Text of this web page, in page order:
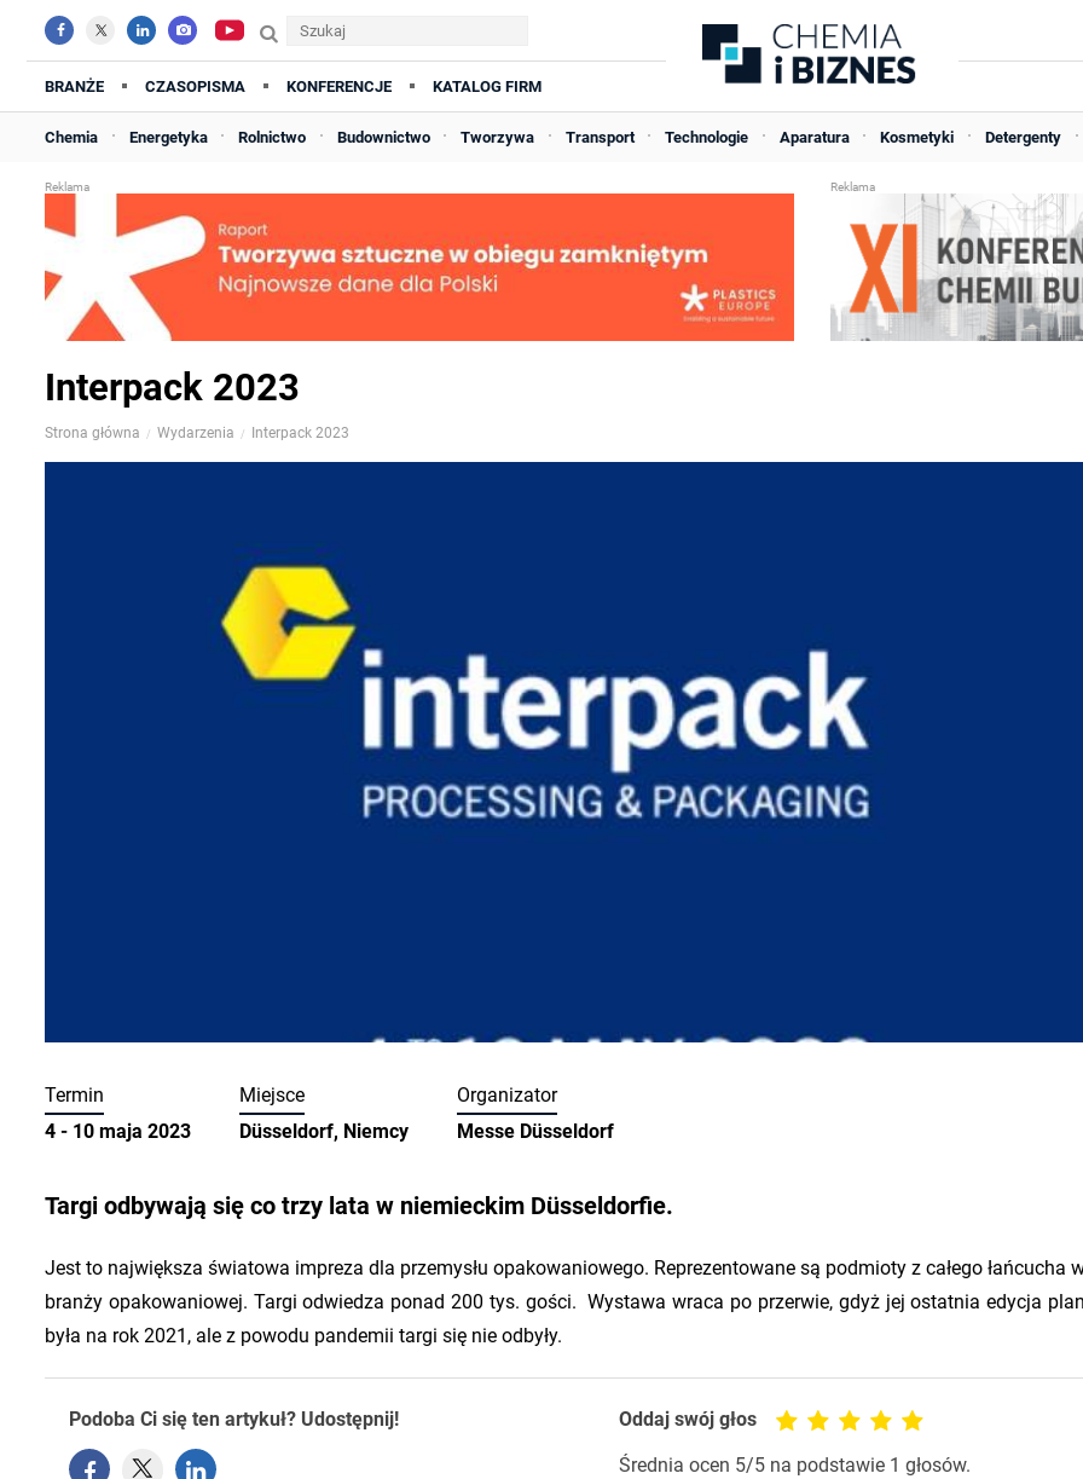
BRANŻE CZASOPISMA KONFERENCJE KATALOG FIRM
Chemia Energetyka Rolnictwo Budownictwo Tworzywa Transport Technologie Aparatura Kosmetyki Detergenty
Interpack 2023
Strona główna Wydarzenia Interpack 2023
Termin
4 - 10 maja 2023
Miejsce
Düsseldorf, Niemcy
Organizator
Messe Düsseldorf
Targi odbywają się co trzy lata w niemieckim Düsseldorfie.
Jest to największa światowa impreza dla przemysłu opakowaniowego. Reprezentowane są podmioty z całego łańcucha
branży opakowaniowej. Targi odwiedza ponad 200 tys. gości. Wystawa wraca po przerwie, gdyż jej ostatnia edycja
była na rok 2021, ale z powodu pandemii targi się nie odbyły.
Podoba Ci się ten artykuł? Udostępnij! Oddaj swój głos
Średnia ocen 5/5 na podstawie 1 głosów.